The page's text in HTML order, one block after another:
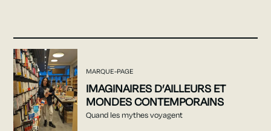
MARQUE-PAGE
IMAGINAIRES D’AILLEURS ET
MONDES CONTEMPORAINS
Quand les mythes voyagent